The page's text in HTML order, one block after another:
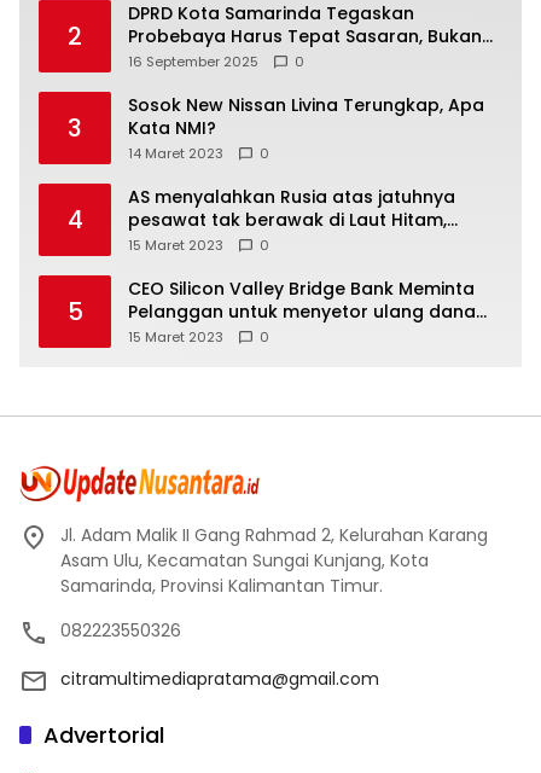
2
DPRD Kota Samarinda Tegaskan
Probebaya Harus Tepat Sasaran, Bukan
Hanya Infrastruktur Semata
16 September 2025 0
3
Sosok New Nissan Livina Terungkap, Apa
Kata NMI?
14 Maret 2023 0
4
AS menyalahkan Rusia atas jatuhnya
pesawat tak berawak di Laut Hitam,
Moskow menyangkal
15 Maret 2023 0
5
CEO Silicon Valley Bridge Bank Meminta
Pelanggan untuk menyetor ulang dana
Mereka
15 Maret 2023 0
Jl. Adam Malik II Gang Rahmad 2, Kelurahan Karang
Asam Ulu, Kecamatan Sungai Kunjang, Kota
Samarinda, Provinsi Kalimantan Timur.
082223550326
citramultimediapratama@gmail.com
Advertorial